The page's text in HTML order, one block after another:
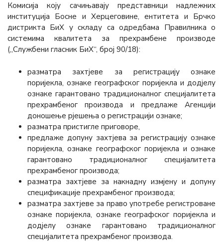
Комисија коју сачињавају представници надлежних
институција Босне и Херцеговине, ентитета и Брчко
дистрикта БиХ у складу са одредбама Правилника о
системима квалитета за прехрамбене производе
(„Службени гласник БиХ“, број 90/18):
разматра захтјеве за регистрацију ознаке
поријекла, ознаке географског поријекла и додјелу
ознаке гарантовано традиционалног специјалитета
прехрамбеног производа и предлаже Агенцији
доношење рјешења о регистрацији ознаке;
разматра пристигле приговоре,
предлаже допуну захтјева за регистрацију ознаке
поријекла, ознаке географског поријекла и ознаке
гарантовано традиционалног специјалитета
прехрамбеног производа;
разматра захтјеве за накнадну измјену и допуну
спецификације прехрамбеног производа;
разматра захтјеве за право употребе регистроване
ознаке поријекла, ознаке географског поријекла и
додјелу ознаке гарантовано традиционалног
специјалитета прехрамбеног производа.